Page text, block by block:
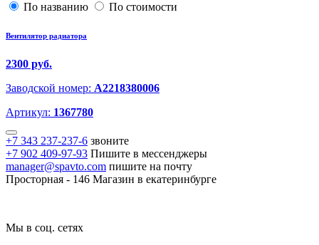
По названию
По стоимости
Вентилятор радиатора
2300 руб.
Заводской номер: A2218380006
Артикул: 1367780
+7 343 237-237-6 звоните
+7 902 409-97-93 Пишите в мессенджеры
manager@spavto.com пишите на почту
Просторная - 146 Магазин в екатеринбурге
Мы в соц. сетях